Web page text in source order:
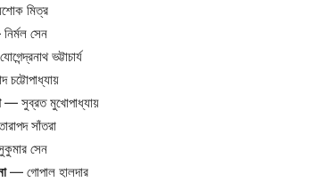
মিত্র
সেন
ভট্টাচার্য
— সুব্রত মুখোপাধ্যায়
সাঁতরা
সেন
— গোপাল হালদার